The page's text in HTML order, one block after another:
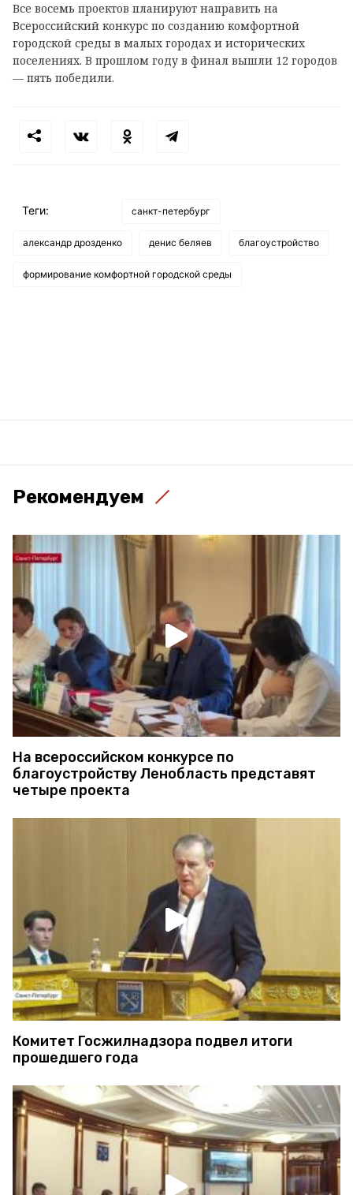
Все восемь проектов планируют направить на
Всероссийский конкурс по созданию комфортной
городской среды в малых городах и исторических
поселениях. В прошлом году в финал вышли 12 городов
— пять победили.
Теги: санкт-петербург
александр дрозденко денис беляев благоустройство
формирование комфортной городской среды
Рекомендуем
На всероссийском конкурсе по
благоустройству Ленобласть представят
четыре проекта
Комитет Госжилнадзора подвел итоги
прошедшего года